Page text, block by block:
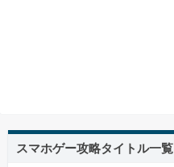
スマホゲー攻略タイトル一覧